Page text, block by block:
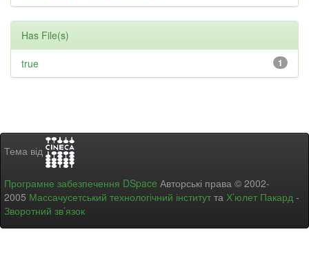
Has File(s)
1
true
Тема від
Програмне забезпечення DSpace Авторські права © 2002-
2005 Массачусетський технологічний інститут та Х’юлет Пакард -
Зворотний зв’язок